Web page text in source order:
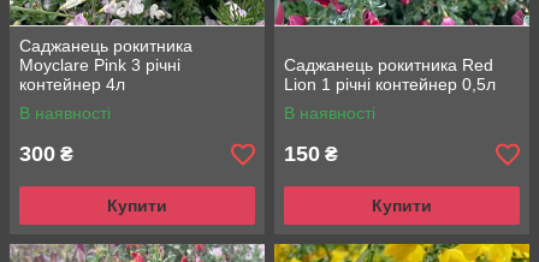
Саджанець рокитника
Moyclare Pink 3 річні
контейнер 4л
В наявності
300 ₴
Купити
Саджанець рокитника Red
Lion 1 річні контейнер 0,5л
В наявності
150 ₴
Купити